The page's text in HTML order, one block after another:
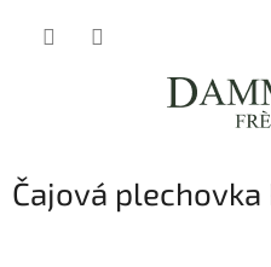
Čajová plechovka